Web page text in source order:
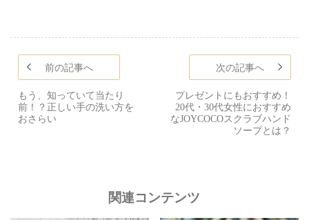
前の記事へ
もう、知っていて当たり
前！？正しい手の洗い方を
おさらい
次の記事へ
プレゼントにもおすすめ！
20代・30代女性におすすめ
なJOYCOCOスクラブハンド
ソープとは？
関連コンテンツ